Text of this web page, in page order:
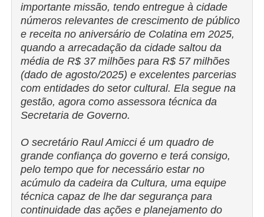
importante missão, tendo entregue à cidade
números relevantes de crescimento de público
e receita no aniversário de Colatina em 2025,
quando a arrecadação da cidade saltou da
média de R$ 37 milhões para R$ 57 milhões
(dado de agosto/2025) e excelentes parcerias
com entidades do setor cultural. Ela segue na
gestão, agora como assessora técnica da
Secretaria de Governo.
O secretário Raul Amicci é um quadro de
grande confiança do governo e terá consigo,
pelo tempo que for necessário estar no
acúmulo da cadeira da Cultura, uma equipe
técnica capaz de lhe dar segurança para
continuidade das ações e planejamento do